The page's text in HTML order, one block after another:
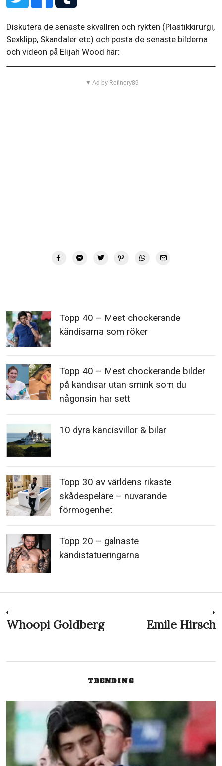
Diskutera de senaste skvallren och rykten (Plastikkirurgi,
Sexklipp, Skandaler etc) och posta de senaste bilderna
och videon på Elijah Wood här:
▼ Ad by Refinery89
Topp 40 – Mest chockerande
kändisarna som röker
Topp 40 – Mest chockerande bilder
på kändisar utan smink som du
någonsin har sett
10 dyra kändisvillor & bilar
Topp 30 av världens rikaste
skådespelare – nuvarande
förmögenhet
Topp 20 – galnaste
kändistatueringarna
Inläggsnavigering
Previous
Whoopi Goldberg Emile Hirsch
TRENDING